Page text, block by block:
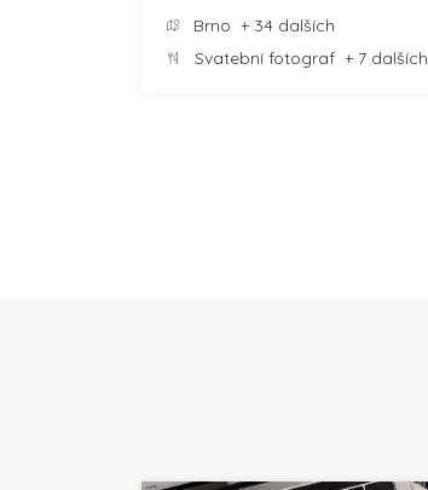
Brno + 34 dalších
Svatební fotograf + 7 dalších